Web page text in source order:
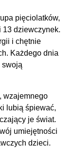
pięciolatków,
13 dziewczynek.
i chętnie
Każdego dnia
swoją
wzajemnego
lubią śpiewać,
je świat.
umiejętności
dzieci.